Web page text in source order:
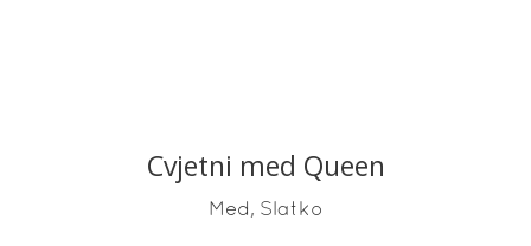
READ MORE
Cvjetni med Queen
Med, Slatko